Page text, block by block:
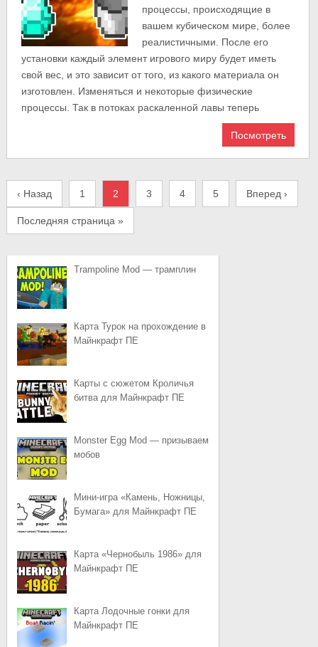
процессы, происходящие в
вашем кубическом мире, более
реалистичными. После его
установки каждый элемент игрового миру будет иметь
свой вес, и это зависит от того, из какого материала он
изготовлен. Изменяться и некоторые физические
процессы. Так в потоках раскаленной лавы теперь
Посмотреть
‹ Назад 1 2 3 4 5 Вперед ›
Последняя страница »
Trampoline Mod — трамплин
Карта Турок на прохождение в
Майнкрафт ПЕ
Карты с сюжетом Кроличья
битва для Майнкрафт ПЕ
Monster Egg Mod — призываем
мобов
Мини-игра «Камень, Ножницы,
Бумага» для Майнкрафт ПЕ
Карта «Чернобыль 1986» для
Майнкрафт ПЕ
Карта Лодочные гонки для
Майнкрафт ПЕ